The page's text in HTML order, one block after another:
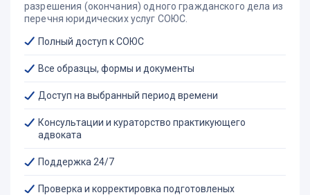
разрешения (окончания) одного гражданского дела из
перечня юридических услуг СОЮС.
Полный доступ к СОЮС
Все образцы, формы и документы
Доступ на выбранный период времени
Консультации и кураторство практикующего
адвоката
Поддержка 24/7
Проверка и корректировка подготовленых